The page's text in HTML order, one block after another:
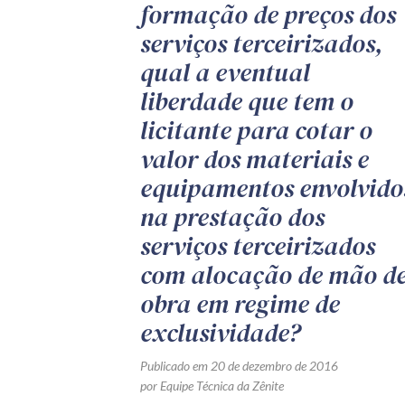
formação de preços dos
serviços terceirizados,
qual a eventual
liberdade que tem o
licitante para cotar o
valor dos materiais e
equipamentos
na prestação dos
serviços terceirizados
com alocação de mão
obra em regime de
exclusividade?
Publicado em 20 de dezembro de 2016
por Equipe Técnica da Zênite